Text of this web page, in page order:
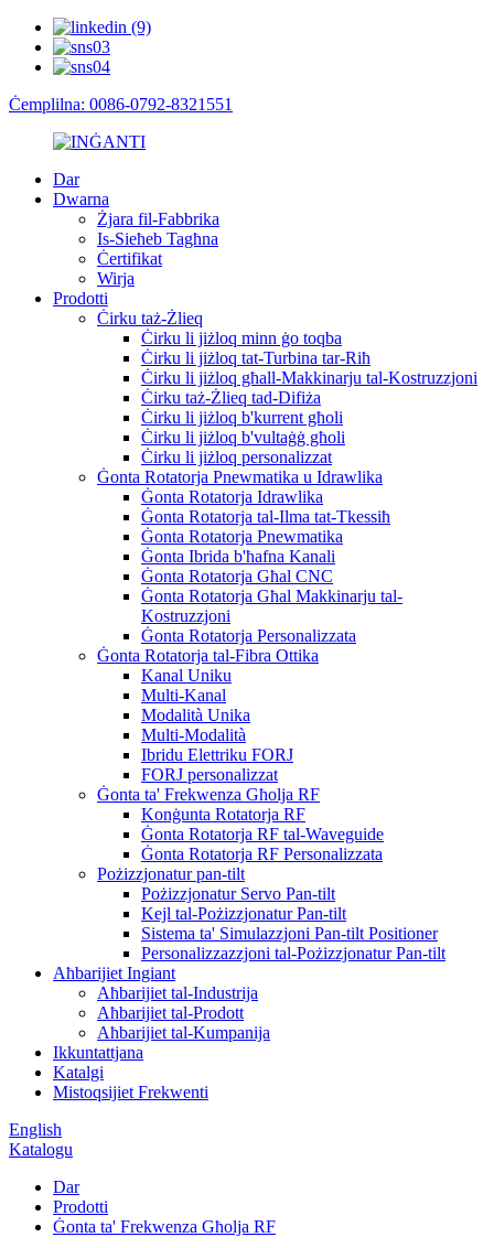
Ċemplilna: 0086-0792-8321551
Dar
Dwarna
Żjara fil-Fabbrika
Is-Sieħeb Tagħna
Ċertifikat
Wirja
Prodotti
Ċirku taż-Żlieq
Ċirku li jiżloq minn ġo toqba
Ċirku li jiżloq tat-Turbina tar-Riħ
Ċirku li jiżloq għall-Makkinarju tal-Kostruzzjoni
Ċirku taż-Żlieq tad-Difiża
Ċirku li jiżloq b'kurrent għoli
Ċirku li jiżloq b'vultaġġ għoli
Ċirku li jiżloq personalizzat
Ġonta Rotatorja Pnewmatika u Idrawlika
Ġonta Rotatorja Idrawlika
Ġonta Rotatorja tal-Ilma tat-Tkessiħ
Ġonta Rotatorja Pnewmatika
Ġonta Ibrida b'ħafna Kanali
Ġonta Rotatorja Għal CNC
Ġonta Rotatorja Għal Makkinarju tal-
Kostruzzjoni
Ġonta Rotatorja Personalizzata
Ġonta Rotatorja tal-Fibra Ottika
Kanal Uniku
Multi-Kanal
Modalità Unika
Multi-Modalità
Ibridu Elettriku FORJ
FORJ personalizzat
Ġonta ta' Frekwenza Għolja RF
Konġunta Rotatorja RF
Ġonta Rotatorja RF tal-Waveguide
Ġonta Rotatorja RF Personalizzata
Pożizzjonatur pan-tilt
Pożizzjonatur Servo Pan-tilt
Kejl tal-Pożizzjonatur Pan-tilt
Sistema ta' Simulazzjoni Pan-tilt Positioner
Personalizzazzjoni tal-Pożizzjonatur Pan-tilt
Aħbarijiet Ingiant
Aħbarijiet tal-Industrija
Aħbarijiet tal-Prodott
Aħbarijiet tal-Kumpanija
Ikkuntattjana
Katalgi
Mistoqsijiet Frekwenti
English
Katalogu
Dar
Prodotti
Ġonta ta' Frekwenza Għolja RF